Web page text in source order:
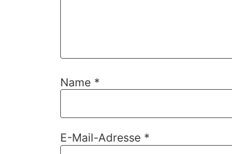
Name *
E-Mail-Adresse *